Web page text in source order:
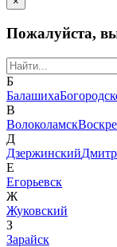
Пожалуйста,
Б
Балашиха
В
Волоколамск
Д
Дзержинский
Е
Егорьевск
Ж
Жуковский
З
Зарайск